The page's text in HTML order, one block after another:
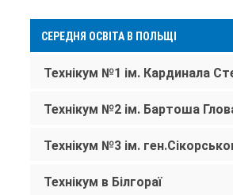
СЕРЕДНЯ ОСВІТА В ПОЛЬЩІ
Технікум в Білгораї